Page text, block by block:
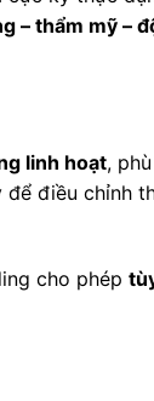
– thẩm mỹ –
linh hoạt,
điều chỉnh
cho phép